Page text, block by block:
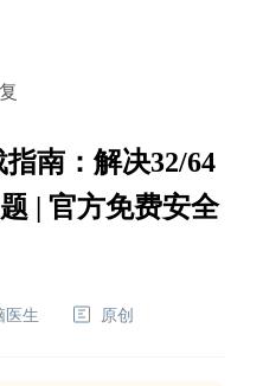
南：解决32/64
| 官方免费安全
医生 原创